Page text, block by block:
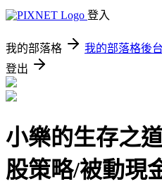
登入
我的部落格 我的部落格後台
登出
小樂的生存之
股策略/被動現